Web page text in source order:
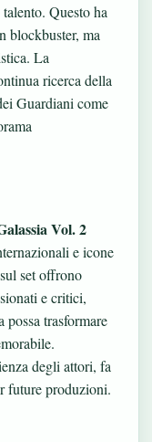
Questo ha
blockbuster, ma
La
ricerca della
Guardiani come
Vol. 2
e icone
set offrono
e critici,
possa trasformare
degli attori, fa
future produzioni.